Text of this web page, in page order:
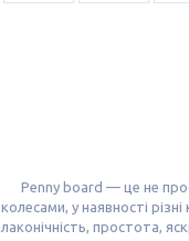
Penny board — це не
колесами, у наявності
лаконічність, простота,